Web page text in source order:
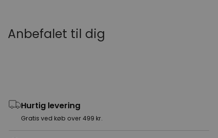
Anbefalet til dig
Hurtig levering
Gratis ved køb over 499 kr.